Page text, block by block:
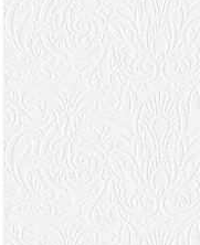
пряжа Пастила светлый
гиацинт
90 грн.